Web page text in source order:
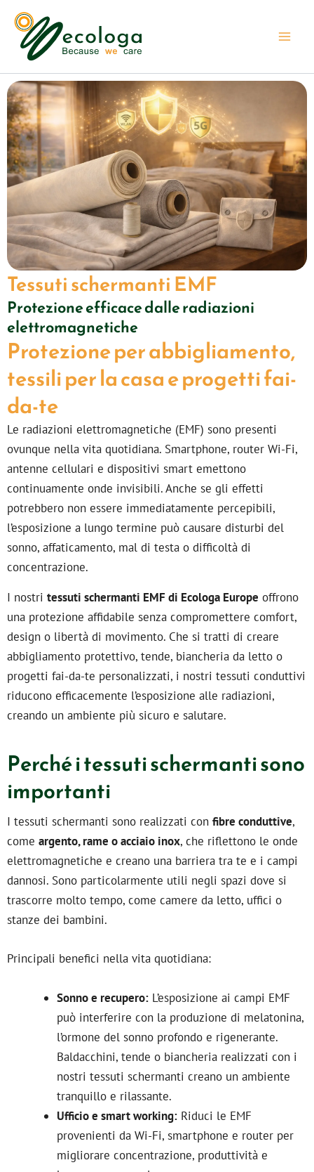
contenuto
Tessuti schermanti EMF
Protezione efficace dalle radiazioni
elettromagnetiche
Protezione per abbigliamento,
tessili per la casa e progetti fai-
da-te
Le radiazioni elettromagnetiche (EMF) sono presenti
ovunque nella vita quotidiana. Smartphone, router Wi-Fi,
antenne cellulari e dispositivi smart emettono
continuamente onde invisibili. Anche se gli effetti
potrebbero non essere immediatamente percepibili,
l’esposizione a lungo termine può causare disturbi del
sonno, affaticamento, mal di testa o difficoltà di
concentrazione.
I nostri tessuti schermanti EMF di Ecologa Europe offrono
una protezione affidabile senza compromettere comfort,
design o libertà di movimento. Che si tratti di creare
abbigliamento protettivo, tende, biancheria da letto o
progetti fai-da-te personalizzati, i nostri tessuti conduttivi
riducono efficacemente l’esposizione alle radiazioni,
creando un ambiente più sicuro e salutare.
Perché i tessuti schermanti sono
importanti
I tessuti schermanti sono realizzati con fibre conduttive,
come argento, rame o acciaio inox, che riflettono le onde
elettromagnetiche e creano una barriera tra te e i campi
dannosi. Sono particolarmente utili negli spazi dove si
trascorre molto tempo, come camere da letto, uffici o
stanze dei bambini.
Principali benefici nella vita quotidiana:
Sonno e recupero: L’esposizione ai campi EMF
può interferire con la produzione di melatonina,
l’ormone del sonno profondo e rigenerante.
Baldacchini, tende o biancheria realizzati con i
nostri tessuti schermanti creano un ambiente
tranquillo e rilassante.
Ufficio e smart working: Riduci le EMF
provenienti da Wi-Fi, smartphone e router per
migliorare concentrazione, produttività e